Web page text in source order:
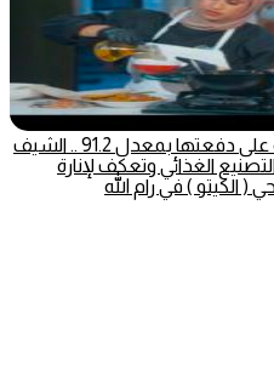
صنعت لذاتها مملكة والثانية على دفعتها بمعدل 91.2 .. الشيف
الغذائي وتعكف لإنارة
الكيتو ) في رام الله